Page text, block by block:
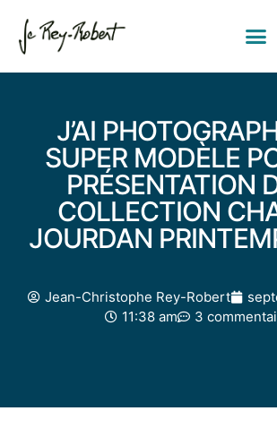
J’AI
SUPER MODÈLE
PRÉSENTATION
COLLECTION
JOURDAN
Jean-Christophe Rey-Robert
11:38 am
3